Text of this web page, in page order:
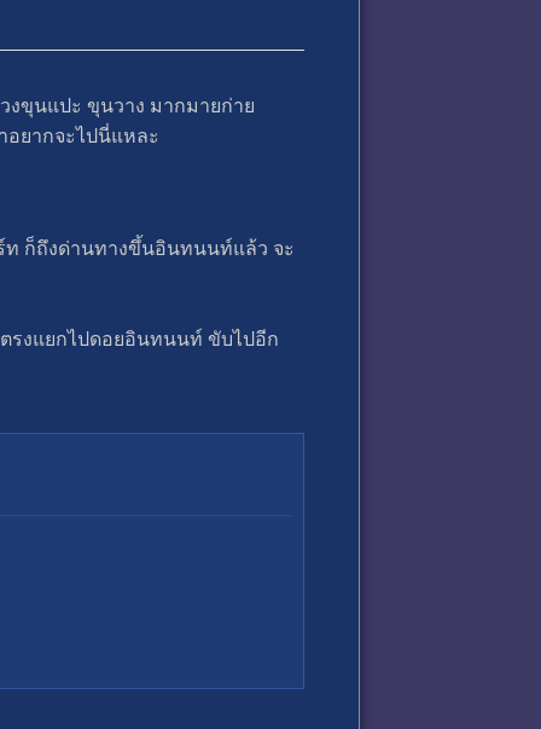
ขุนแปะ ขุนวาง มากมายก่าย
อยากจะไปนี่แหละ
ก็ถึงด่านทางขึ้นอินทนนท์แล้ว จะ
ตรงแยกไปดอยอินทนนท์ ขับไปอีก